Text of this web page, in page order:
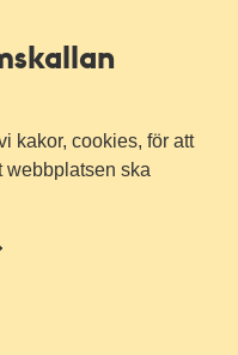
kakor, cookies, för att
webbplatsen ska